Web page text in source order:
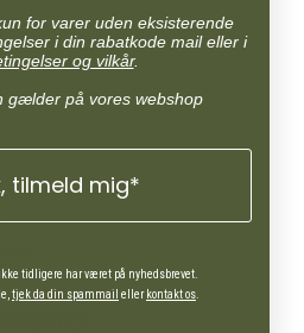
for varer uden eksisterende
i din rabatkode mail eller i
og vilkår.
gælder på vores webshop
tilmeld mig*
tidligere har været på nyhedsbrevet.
tjek da din spammail ellerkontakt os